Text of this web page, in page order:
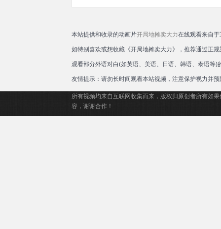
本站提供和收录的动画片开局地摊卖大力在线观看来自
如特别喜欢或想收藏《开局地摊卖大力》，推荐通过正
观看部分外语对白(如英语、美语、日语、韩语、泰语等
友情提示：请勿长时间观看本站视频，注意保护视力并预
所有视频均来自互联网收集而来，版权归原创者所有如
容，谢谢合作！